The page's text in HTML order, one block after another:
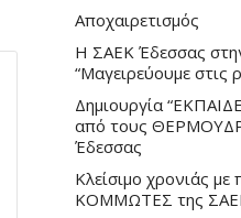
Αποχαιρετισμός
Η ΣΑΕΚ Έδεσσας
“Μαγειρεύουμε στις
Δημιουργία
από τους
Έδεσσας
Κλείσιμο χρονιάς
ΚΟΜΜΩΤΕΣ της